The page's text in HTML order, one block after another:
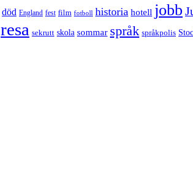
död England fest film fotboll historia hotell jobb
resa sekrutt skola sommar språk språkpolis